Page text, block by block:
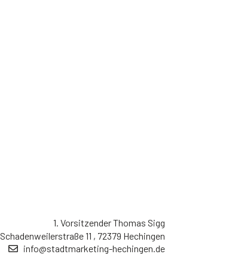
1. Vorsitzender Thomas Sigg
Schadenweilerstraße 11 , 72379 Hechingen
info@stadtmarketing-hechingen.de